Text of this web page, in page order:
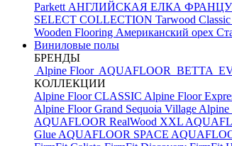
Parkett АНГЛИЙСКАЯ ЕЛКА
SELECT COLLECTION Tarwood Classic
Wooden Flooring Американский орех
Виниловые полы
БРЕНДЫ
Alpine Floor AQUAFLOOR BETTA
КОЛЛЕКЦИИ
Alpine Floor CLASSIC Alpine Floor
Alpine Floor Grand Sequoia Village Alpine
AQUAFLOOR RealWood XXL
Glue AQUAFLOOR SPACE